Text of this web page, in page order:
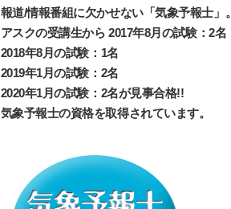
報道/情報番組に欠かせない「気象予報士」。
アスクの受講生から 2017年8月の試験：2名
2018年8月の試験：1名
2019年1月の試験：2名
2020年1月の試験：2名が見事合格!!
気象予報士の資格を取得されています。